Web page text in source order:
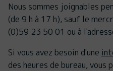
Nous sommes joignables
(de 9 h à 17 h), sauf le
(0)59 23 50 01 ou à
Si vous avez besoin d'une
des heures de bureau, vous